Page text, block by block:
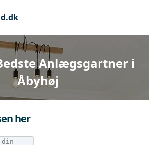
Anlægsgartner i
Åbyhøj
her